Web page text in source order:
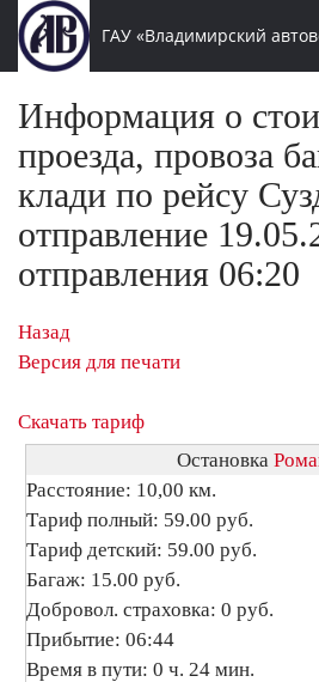
ГАУ «Владимирский
Информация о
проезда, провоза
клади по рейсу
отправление
отправления 06:20
Назад
Версия для печати
Скачать тариф
Остановка
Расстояние: 10,00 км.
Тариф полный: 59.00 руб.
Тариф детский: 59.00 руб.
Багаж: 15.00 руб.
Добровол. страховка: 0 руб.
Прибытие: 06:44
Время в пути: 0 ч. 24 мин.